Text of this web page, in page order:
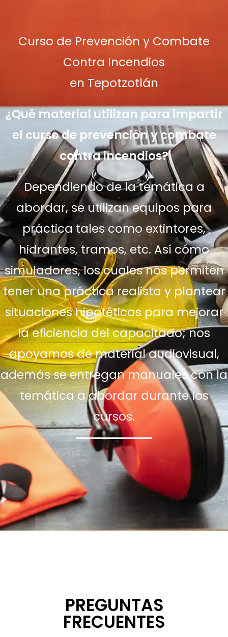
Curso de Prevención y Combate
Contra Incendios
en Tepotzotlán
¿Qué material utilizan para impartir
el curso de prevención y combate
contra incendios?
Dependiendo de la temática a
abordar, se utilizan equipos para
práctica tales como extintores,
hidrantes, tramos, etc. Así cómo
simuladores, los cuales nos permiten
tener una práctica realista y plantear
situaciones hipotéticas para mejorar
la eficiencia del capacitado; nos
apoyamos de material audiovisual,
además se entregan manuales con la
temática a abordar durante los
cursos.
PREGUNTAS
FRECUENTES